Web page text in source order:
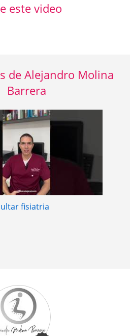
este video
de Alejandro Molina
Barrera
fisiatria